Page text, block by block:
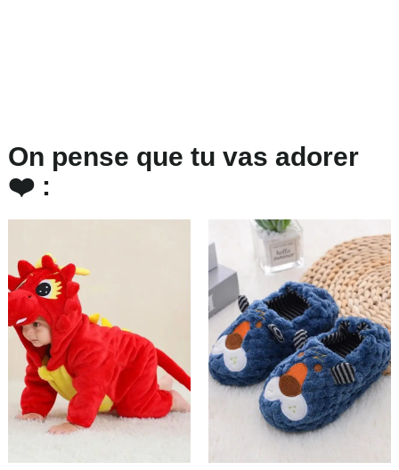
On pense que tu vas adorer
❤️ :